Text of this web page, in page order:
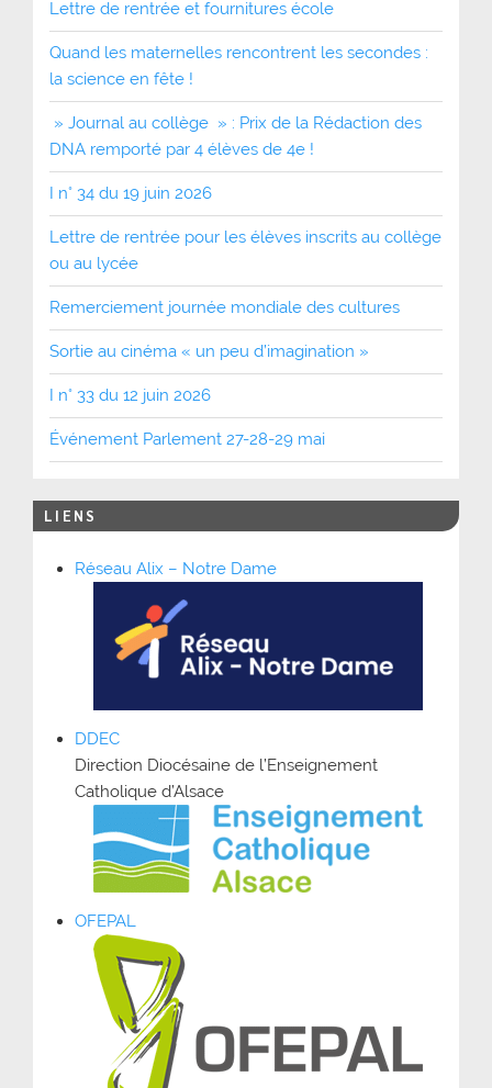
Lettre de rentrée et fournitures école
Quand les maternelles rencontrent les secondes :
la science en fête !
» Journal au collège » : Prix de la Rédaction des
DNA remporté par 4 élèves de 4e !
I n° 34 du 19 juin 2026
Lettre de rentrée pour les élèves inscrits au collège
ou au lycée
Remerciement journée mondiale des cultures
Sortie au cinéma « un peu d’imagination »
I n° 33 du 12 juin 2026
Événement Parlement 27-28-29 mai
LIENS
Réseau Alix – Notre Dame
DDEC
Direction Diocésaine de l’Enseignement
Catholique d’Alsace
OFEPAL